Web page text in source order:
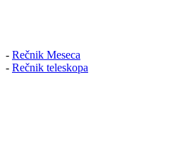
- Rečnik Meseca
- Rečnik teleskopa